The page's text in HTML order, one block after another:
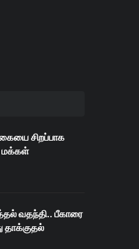
சிறப்பாக
மக்கள்
வதந்தி.. பீகாரை
தாக்குதல்